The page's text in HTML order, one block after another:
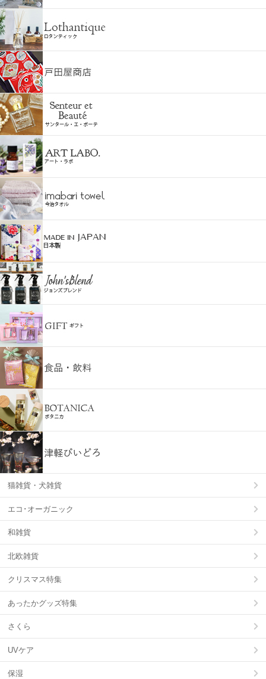
猫雑貨・犬雑貨
エコ･オーガニック
和雑貨
北欧雑貨
クリスマス特集
あったかグッズ特集
さくら
UVケア
保湿